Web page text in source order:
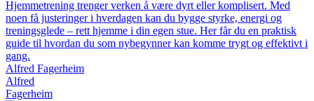
Hjemmetrening trenger verken å være dyrt eller komplisert. Med
noen få justeringer i hverdagen kan du bygge styrke, energi og
treningsglede – rett hjemme i din egen stue. Her får du en praktisk
guide til hvordan du som nybegynner kan komme trygt og effektivt i
gang.
Alfred Fagerheim
Alfred
Fagerheim